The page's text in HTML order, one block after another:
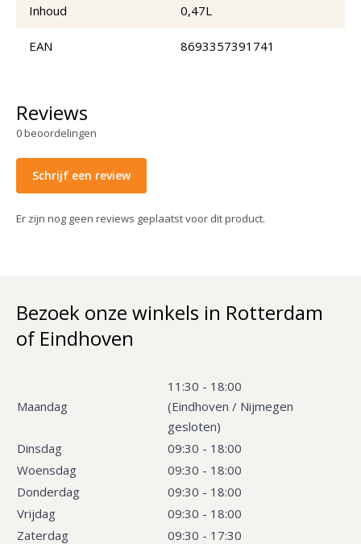
Inhoud 0,47L
EAN 8693357391741
Reviews
0beoordelingen
Schrijf een review
Er zijn nog geen reviews geplaatst voor dit product.
Bezoek onze winkels in Rotterdam
of Eindhoven
Maandag
11:30 - 18:00
(Eindhoven / Nijmegen
gesloten)
Dinsdag
09:30 - 18:00
Woensdag
09:30 - 18:00
Donderdag
09:30 - 18:00
Vrijdag
09:30 - 18:00
Zaterdag
09:30 - 17:30